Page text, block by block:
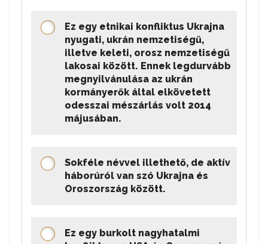
Ez egy etnikai konfliktus Ukrajna
nyugati, ukrán nemzetiségű,
illetve keleti, orosz nemzetiségű
lakosai között. Ennek legdurvább
megnyilvánulása az ukrán
kormányerők által elkövetett
odesszai mészárlás volt 2014
májusában.
Sokféle névvel illethető, de aktív
háborúról van szó Ukrajna és
Oroszország között.
Ez egy burkolt nagyhatalmi